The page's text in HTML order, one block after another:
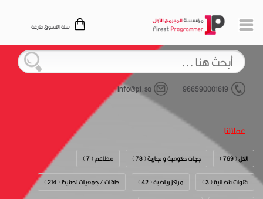
سلة التسوق فارغة
966590001619
info@p1.sa
عملائنا
الكل ( 769 ) جهات حكومية و تجارية ( 78 )
مطاعم ( 7 )
قنوات فضائية ( 3 )
مراكز رياضية ( 42 )
حلقات / جمعيات تحفيظ ( 214 )